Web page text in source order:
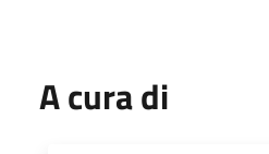
A cura di